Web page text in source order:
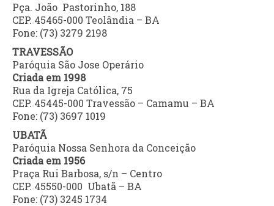
Pça. João Pastorinho, 188
CEP. 45465-000 Teolândia – BA
Fone: (73) 3279 2198
TRAVESSÃO
Paróquia São Jose Operário
Criada em 1998
Rua da Igreja Católica, 75
CEP. 45445-000 Travessão – Camamu – BA
Fone: (73) 3697 1019
UBATÃ
Paróquia Nossa Senhora da Conceição
Criada em 1956
Praça Rui Barbosa, s/n – Centro
CEP. 45550-000 Ubatã – BA
Fone: (73) 3245 1734